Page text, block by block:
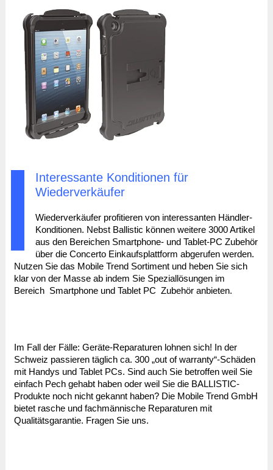
Interessante Konditionen für
Wiederverkäufer
Wiederverkäufer profitieren von interessanten Händler-
Konditionen. Nebst Ballistic können weitere 3000 Artikel
aus den Bereichen Smartphone- und Tablet-PC Zubehör
über die Concerto Einkaufsplattform abgerufen werden.
Nutzen Sie das Mobile Trend Sortiment und heben Sie sich
klar von der Masse ab indem Sie Speziallösungen im
Bereich Smartphone und Tablet PC Zubehör anbieten.
Im Fall der Fälle: Geräte-Reparaturen lohnen sich! In der
Schweiz passieren täglich ca. 300 „out of warranty“-Schäden
mit Handys und Tablet PCs. Sind auch Sie betroffen weil Sie
einfach Pech gehabt haben oder weil Sie die BALLISTIC-
Produkte noch nicht gekannt haben? Die Mobile Trend GmbH
bietet rasche und fachmännische Reparaturen mit
Qualitätsgarantie. Fragen Sie uns.